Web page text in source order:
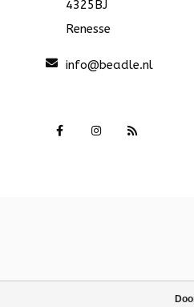
4325BJ
Renesse
info@beadle.nl